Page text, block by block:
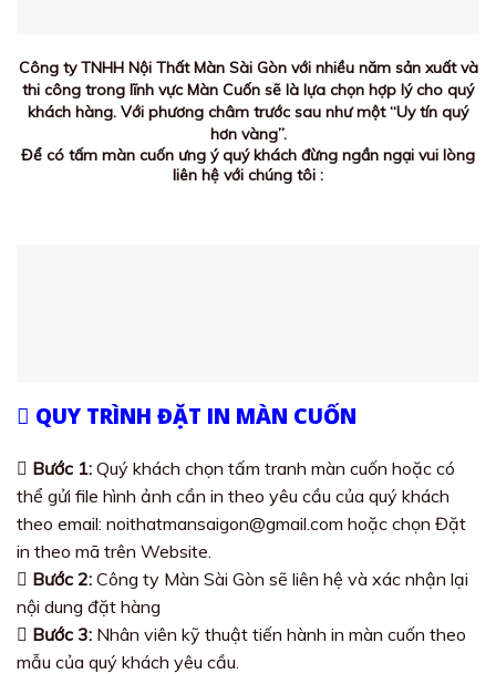
Công ty TNHH Nội Thất Màn Sài Gòn với nhiều năm sản xuất và
thi công trong lĩnh vực Màn Cuốn sẽ là lựa chọn hợp lý cho quý
khách hàng. Với phương châm trước sau như một “Uy tín quý
hơn vàng”.
Để có tấm màn cuốn ưng ý quý khách đừng ngần ngại vui lòng
liên hệ với chúng tôi :
QUY TRÌNH ĐẶT IN MÀN CUỐN
Bước 1: Quý khách chọn tấm tranh màn cuốn hoặc có
thể gửi file hình ảnh cần in theo yêu cầu của quý khách
theo email: noithatmansaigon@gmail.com hoặc chọn Đặt
in theo mã trên Website.
Bước 2: Công ty Màn Sài Gòn sẽ liên hệ và xác nhận lại
nội dung đặt hàng
Bước 3: Nhân viên kỹ thuật tiến hành in màn cuốn theo
mẫu của quý khách yêu cầu.